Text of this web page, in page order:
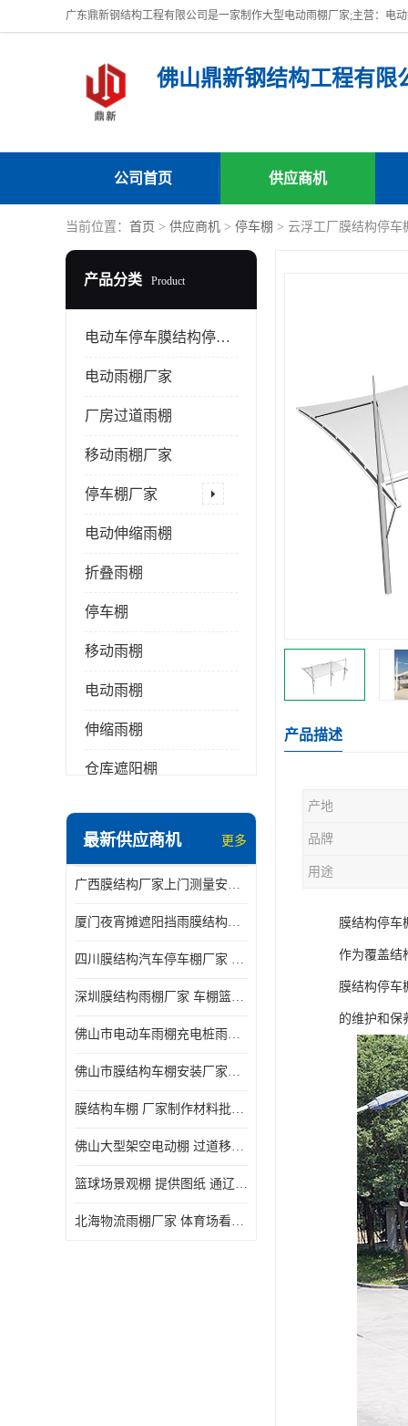
佛山鼎新钢结构工程有限
公司首页 供应商机
当前位置： 首页 > 供应商机 > 停车棚 > 云浮工厂膜结构停车
产品分类 Product
电动车停车膜结构停车棚
电动雨棚厂家
厂房过道雨棚
移动雨棚厂家
停车棚厂家
电动伸缩雨棚
折叠雨棚
停车棚
移动雨棚
电动雨棚
伸缩雨棚
仓库遮阳棚
电动推拉雨棚
膜结构停景观棚
最新供应商机 更多
广西膜结构厂家上门测量安装发货，厂家发货没有差价
厦门夜宵摊遮阳挡雨膜结构雨棚设计 上门测量 款式多
四川膜结构汽车停车棚厂家 款式多 提供报价
深圳膜结构雨棚厂家 车棚篮球场体育看台 规格多样
佛山市电动车雨棚充电桩雨棚小区电动车棚
佛山市膜结构车棚安装厂家发货安装
膜结构车棚 厂家制作材料批发安装一体式工厂
佛山大型架空电动棚 过道移动雨蓬 屋轨道悬空棚免费测量
篮球场景观棚 提供图纸 通辽膜结构厂家
北海物流雨棚厂家 体育场看台雨棚 价格优惠
产品描述
产地
品牌
用途
膜结构停车
作为覆盖结
膜结构停车
的维护和保